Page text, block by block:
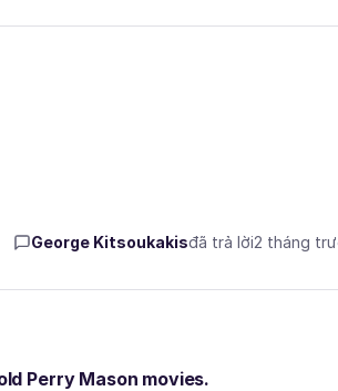
George Kitsoukakisđã trả lời2 tháng
Perry Mason movies.